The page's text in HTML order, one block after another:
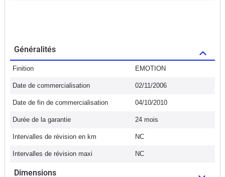
Généralités
Finition EMOTION
Date de commercialisation 02/11/2006
Date de fin de commercialisation 04/10/2010
Durée de la garantie 24 mois
Intervalles de révision en km NC
Intervalles de révision maxi NC
Dimensions